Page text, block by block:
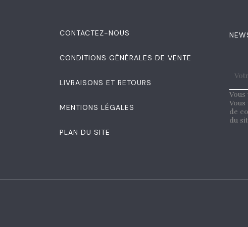
CONTACTEZ-NOUS
CONDITIONS GÉNÉRALES DE VENTE
LIVRAISONS ET RETOURS
MENTIONS LÉGALES
PLAN DU SITE
de
du